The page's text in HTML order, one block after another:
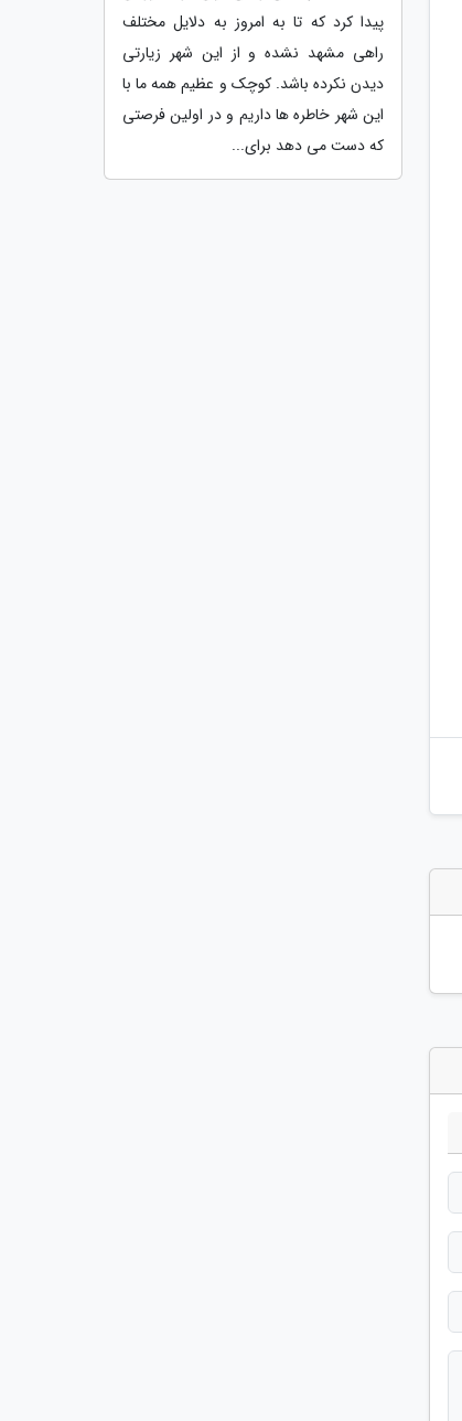
پیدا کرد که تا به امروز به دلایل مختلف
راهی مشهد نشده و از این شهر زیارتی
دیدن نکرده باشد. کوچک و عظیم همه ما با
این شهر خاطره ها داریم و در اولین فرصتی
که دست می دهد برای...